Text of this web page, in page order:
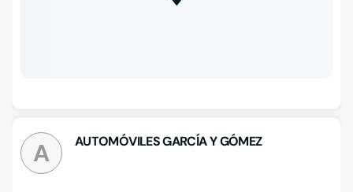
A AUTOMÓVILES GARCÍA Y GÓMEZ